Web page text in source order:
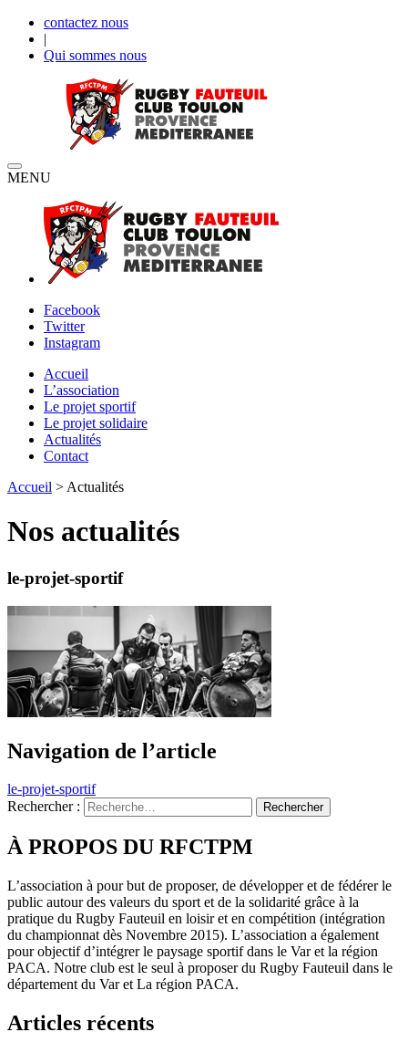
contactez nous
|
Qui sommes nous
MENU
Facebook
Twitter
Instagram
Accueil
L’association
Le projet sportif
Le projet solidaire
Actualités
Contact
Accueil > Actualités
Nos actualités
le-projet-sportif
Navigation de l’article
le-projet-sportif
Rechercher :
À PROPOS DU RFCTPM
L’association à pour but de proposer, de développer et de fédérer le
public autour des valeurs du sport et de la solidarité grâce à la
pratique du Rugby Fauteuil en loisir et en compétition (intégration
du championnat dès Novembre 2015). L’association a également
pour objectif d’intégrer le paysage sportif dans le Var et la région
PACA. Notre club est le seul à proposer du Rugby Fauteuil dans le
département du Var et La région PACA.
Articles récents